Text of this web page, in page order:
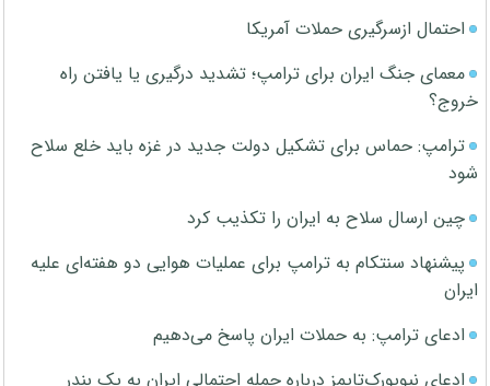
احتمال ازسرگیری حملات آمریکا
معمای جنگ ایران برای ترامپ؛ تشدید درگیری یا یافتن راه
خروج؟
ترامپ: حماس برای تشکیل دولت جدید در غزه باید خلع سلاح
شود
چین ارسال سلاح به ایران را تکذیب کرد
پیشنهاد سنتکام به ترامپ برای عملیات هوایی دو هفته‌ای علیه
ایران
ادعای ترامپ: به حملات ایران پاسخ می‌دهیم
ادعای نیویورک‌تایمز درباره حمله احتمالی ایران به یک بندر